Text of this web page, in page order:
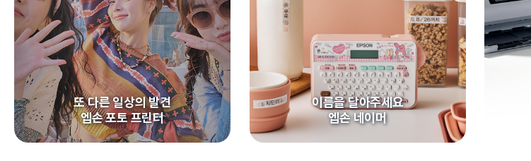
또 다른 일상의 발견
엡손 포토 프린터
이름을 달아주세요
엡손 네이머